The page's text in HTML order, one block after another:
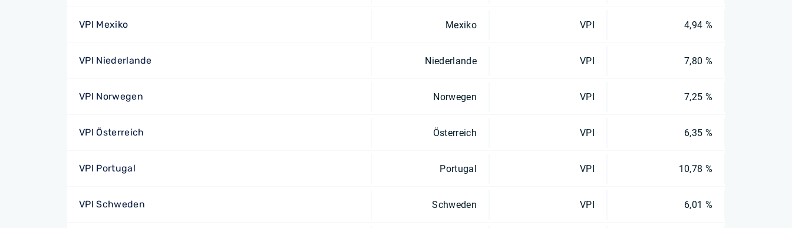
VPI Mexiko Mexiko VPI 4,94 %
VPI Niederlande Niederlande VPI 7,80 %
VPI Norwegen Norwegen VPI 7,25 %
VPI Österreich Österreich VPI 6,35 %
VPI Portugal Portugal VPI 10,78 %
VPI Schweden Schweden VPI 6,01 %